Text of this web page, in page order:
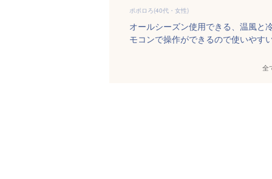
ポポロろ(40代・女性)
オールシーズン使用できる、温風と
モコンで操作ができるので使いやす
全